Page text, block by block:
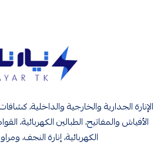
الإنارة الجدارية والخارجية والداخلية،
الأفياش والمفاتيح، الطبالين الكهربائية،
الكهربائية، إنارة النجف،